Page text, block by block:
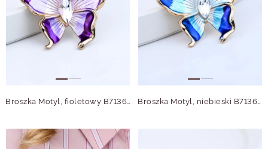
Broszka Motyl, fioletowy B713691Z00 Broszka Motyl, niebieski B713694Z00